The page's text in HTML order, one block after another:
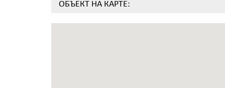
ОБЪЕКТ НА КАРТЕ: